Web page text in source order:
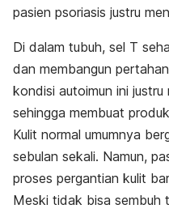
pasien psoriasis justru
Di dalam tubuh, sel T
dan membangun
kondisi autoimun ini justru
sehingga membuat
Kulit normal umumnya
sebulan sekali. Namun,
proses pergantian kulit
Meski tidak bisa sembuh